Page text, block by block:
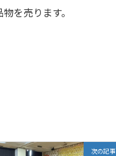
を売ります。
次の記事